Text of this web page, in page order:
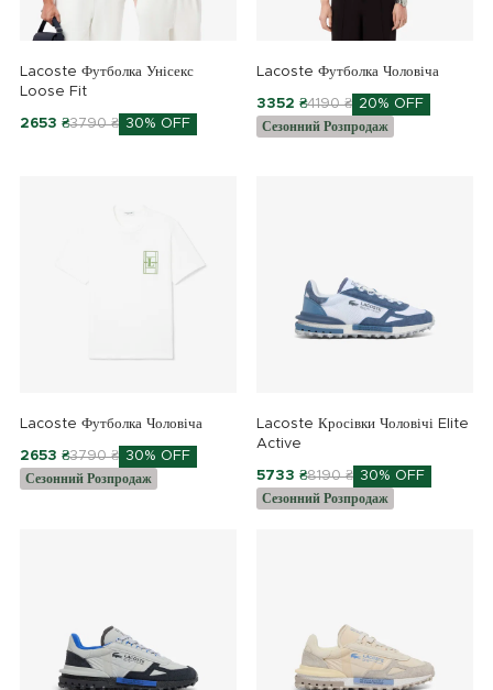
Lacoste Футболка Унісекс
Loose Fit
2653 ₴3790 ₴ 30% OFF
Lacoste Футболка Чоловіча
3352 ₴4190 ₴ 20% OFF
Сезонний Розпродаж
Lacoste Футболка Чоловіча
2653 ₴3790 ₴ 30% OFF
Сезонний Розпродаж
Lacoste Кросівки Чоловічі Elite
Active
5733 ₴8190 ₴ 30% OFF
Сезонний Розпродаж